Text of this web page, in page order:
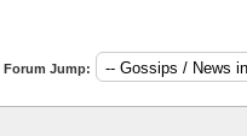
Forum Jump: